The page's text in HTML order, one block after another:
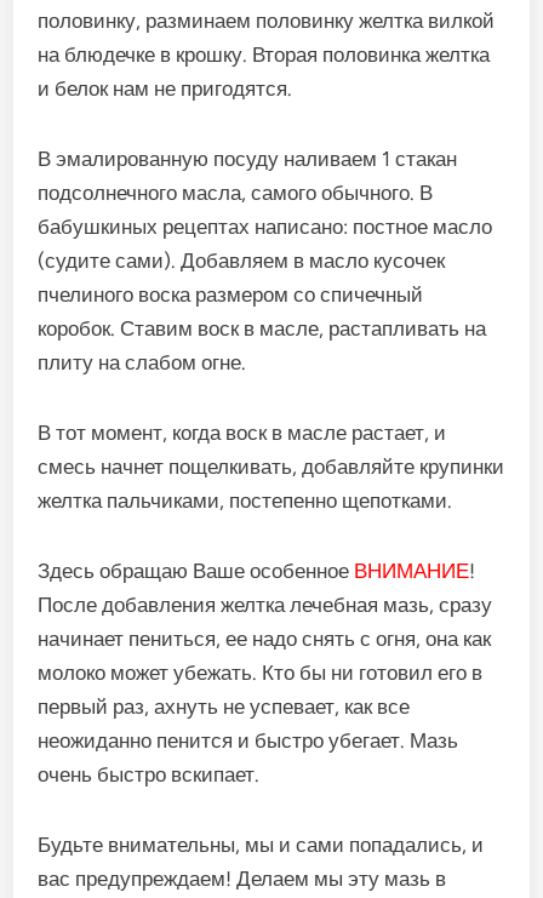
половинку, разминаем половинку желтка вилкой
на блюдечке в крошку. Вторая половинка желтка
и белок нам не пригодятся.
В эмалированную посуду наливаем 1 стакан
подсолнечного масла, самого обычного. В
бабушкиных рецептах написано: постное масло
(судите сами). Добавляем в масло кусочек
пчелиного воска размером со спичечный
коробок. Ставим воск в масле, растапливать на
плиту на слабом огне.
В тот момент, когда воск в масле растает, и
смесь начнет пощелкивать, добавляйте крупинки
желтка пальчиками, постепенно щепотками.
Здесь обращаю Ваше особенное ВНИМАНИЕ!
После добавления желтка лечебная мазь, сразу
начинает пениться, ее надо снять с огня, она как
молоко может убежать. Кто бы ни готовил его в
первый раз, ахнуть не успевает, как все
неожиданно пенится и быстро убегает. Мазь
очень быстро вскипает.
Будьте внимательны, мы и сами попадались, и
вас предупреждаем! Делаем мы эту мазь в